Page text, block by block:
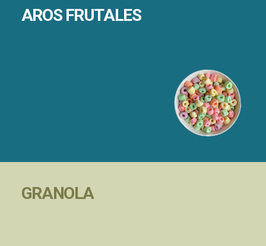
AROS FRUTALES
GRANOLA